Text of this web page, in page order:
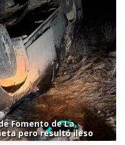
Fomento de La
pero resultó ileso